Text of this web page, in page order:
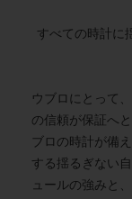
すべての時計に
ウブロにとって
の信頼が保証へ
ブロの時計が備
する揺るぎない
ュールの強みと